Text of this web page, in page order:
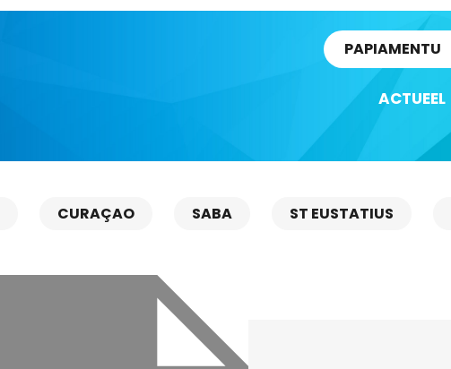
PAPIAMENTU
ACTUEEL
CURAÇAO SABA ST EUSTATIUS